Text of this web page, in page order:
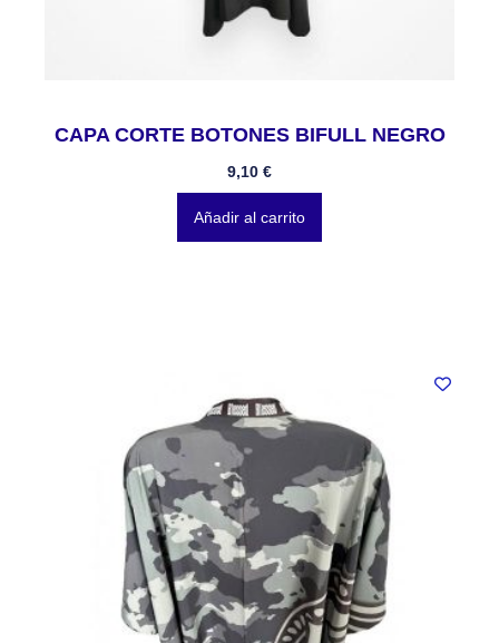
CAPA CORTE BOTONES BIFULL NEGRO
9,10 €
Añadir al carrito